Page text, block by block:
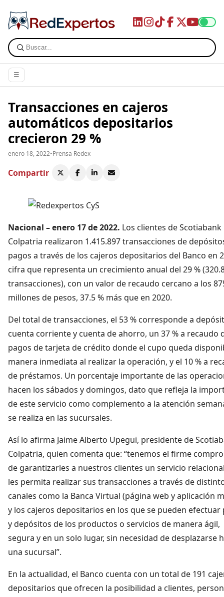
☰
Transacciones en cajeros
automáticos depositarios
crecieron 29 %
enero 18, 2022•Prensa Redex
Compartir
Nacional – enero 17 de 2022. Los clientes de Scotiabank
Colpatria realizaron 1.415.897 transacciones de
pagos a través de los cajeros depositarios del Banco en
cifra que representa un crecimiento anual del 29 %
transacciones), con un valor de recaudo cercano a los
millones de pesos, 37.5 % más que en 2020.
Del total de transacciones, el 53 % corresponde a
cuenta corriente y cuenta de ahorro, un 37 % a recaudo
pagos de tarjeta de crédito donde el cupo queda
manera inmediata al realizar la operación, y el 10 % a
de préstamos. Un porcentaje importante de las
hacen los sábados y domingos, dato que refleja la
de este servicio como complemento a la atención
se realiza en las sucursales.
Así lo afirma Jaime Alberto Upegui, presidente de
Colpatria, quien comenta que: “tenemos el firme
de garantizarles a nuestros clientes un servicio
les permita realizar sus transacciones a través de
canales como la Banca Virtual (página web y aplicación
y los cajeros depositarios en los que se pueden efectuar
y depósitos de los productos o servicios de manera ágil,
segura y en un solo lugar, sin necesidad de desplazarse
una sucursal”.
En la actualidad, el Banco cuenta con un total de 191
depositarios que ofrecen la posibilidad a clientes,